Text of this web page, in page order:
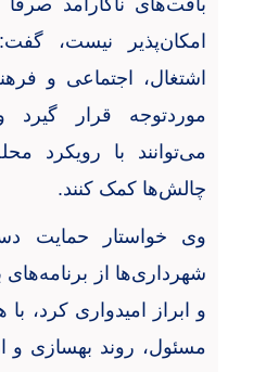
بافت‌های ناکارآمد صرفاً
امکان‌پذیر نیست،
اشتغال، اجتماعی و
موردتوجه قرار گیرد
می‌توانند با رویکرد
چالش‌ها کمک کنند.
وی خواستار حمایت
شهرداری‌ها از
و ابراز امیدواری کرد،
مسئول، روند بهسازی و